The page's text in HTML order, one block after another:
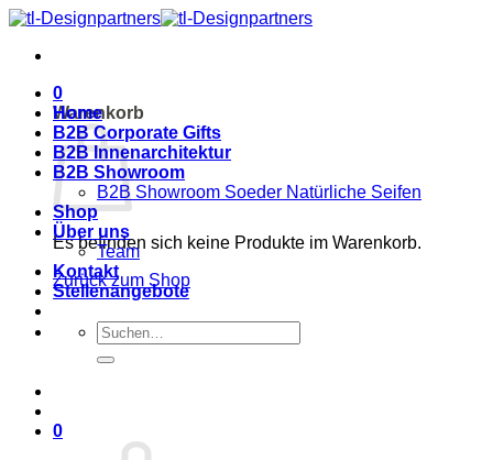
Zum
springen
0
Warenkorb
Es befinden sich keine Produkte im Warenkorb.
Zurück zum Shop
Home
B2B Corporate Gifts
B2B Innenarchitektur
B2B Showroom
B2B Showroom Soeder Natürliche Seifen
Shop
Über uns
Team
Kontakt
Stellenangebote
Suche
nach:
0